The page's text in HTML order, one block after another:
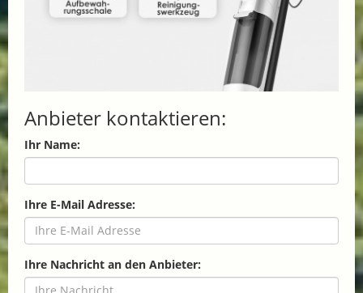
Anbieter kontaktieren:
Ihr Name:
Ihre E-Mail Adresse:
Ihre Nachricht an den Anbieter: